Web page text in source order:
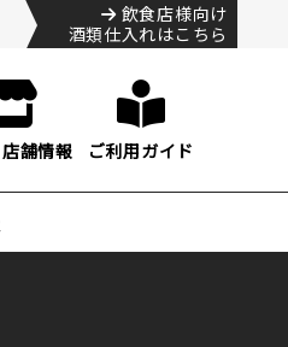
飲食店様向け
酒類仕入れはこちら
舗情報 ご利用ガイド